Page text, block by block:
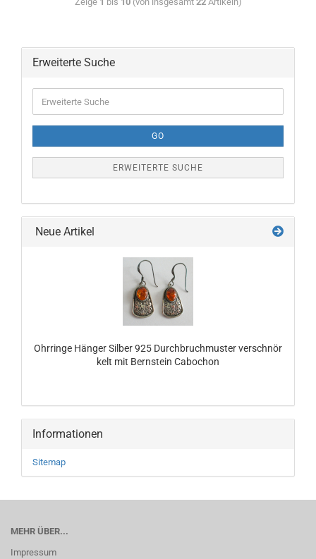
Erweiterte Suche
GO
ERWEITERTE SUCHE
Neue Artikel
Ohrringe Hänger Silber 925 Durchbruchmuster verschnör
kelt mit Bernstein Cabochon
Informationen
Sitemap
MEHR ÜBER...
Impressum